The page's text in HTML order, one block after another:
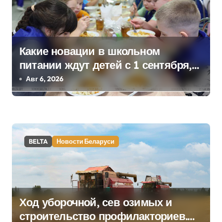
и
с
я
м
Какие новации в школьном
питании ждут детей с 1 сентября,
рассказали в правительстве
Авг 6, 2026
BELTA Новости Беларуси
Ход уборочной, сев озимых и
строительство профилакториев.